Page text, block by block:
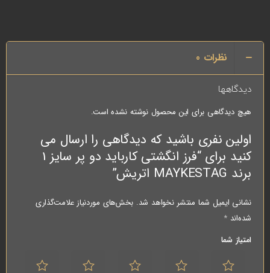
نظرات 0
دیدگاهها
هیچ دیدگاهی برای این محصول نوشته نشده است.
اولین نفری باشید که دیدگاهی را ارسال می
کنید برای “فرز انگشتی کارباید دو پر سایز 1
برند MAYKESTAG اتریش”
نشانی ایمیل شما منتشر نخواهد شد. بخش‌های موردنیاز علامت‌گذاری
شده‌اند*
امتیاز شما